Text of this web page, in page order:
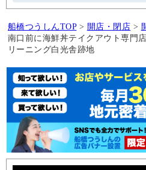
船橋つうしんTOP > 開店・閉店 >
南口前に海鮮丼テイクアウト専門
リーニング白光舎跡地